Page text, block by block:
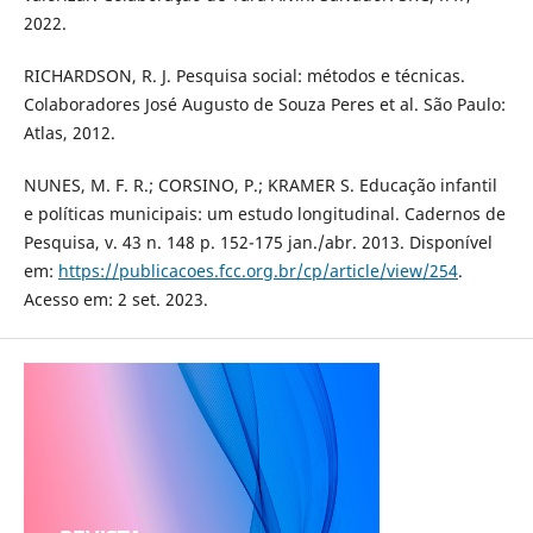
2022.
RICHARDSON, R. J. Pesquisa social: métodos e técnicas.
Colaboradores José Augusto de Souza Peres et al. São Paulo:
Atlas, 2012.
NUNES, M. F. R.; CORSINO, P.; KRAMER S. Educação infantil
e políticas municipais: um estudo longitudinal. Cadernos de
Pesquisa, v. 43 n. 148 p. 152-175 jan./abr. 2013. Disponível
em: https://publicacoes.fcc.org.br/cp/article/view/254.
Acesso em: 2 set. 2023.